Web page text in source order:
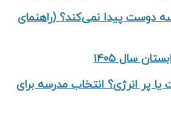
دوست پیدا نمی‌کند؟ (راهنمای
سال ۱۴۰۵
پر انرژی؟ انتخاب مدرسه برای